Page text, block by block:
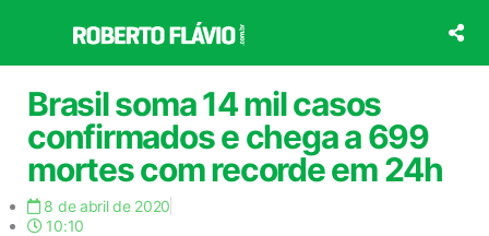
o
conteúdo
Brasil soma 14 mil casos
confirmados e chega a 699
mortes com recorde em 24h
8 de abril de 2020
10:10